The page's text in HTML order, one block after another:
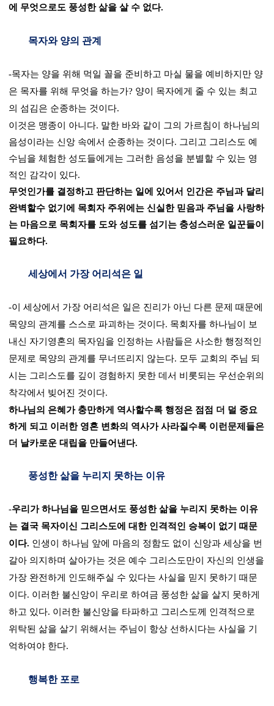
에 무엇으로도 풍성한 삶을 살 수 없다.
목자와 양의 관계
-목자는 양을 위해 먹일 꼴을 준비하고 마실 물을 예비하지만 양
은 목자를 위해 무엇을 하는가? 양이 목자에게 줄 수 있는 최고
의 섬김은 순종하는 것이다.
이것은 맹종이 아니다. 말한 바와 같이 그의 가르침이 하나님의
음성이라는 신앙 속에서 순종하는 것이다. 그리고 그리스도 예
수님을 체험한 성도들에게는 그러한 음성을 분별할 수 있는 영
적인 감각이 있다.
무엇인가를 결정하고 판단하는 일에 있어서 인간은 주님과 달리
완벽할수 없기에 목회자 주위에는 신실한 믿음과 주님을 사랑하
는 마음으로 목회자를 도와 성도를 섬기는 충성스러운 일꾼들이
필요하다.
세상에서 가장 어리석은 일
-이 세상에서 가장 어리석은 일은 진리가 아닌 다른 문제 때문에
목양의 관계를 스스로 파괴하는 것이다. 목회자를 하나님이 보
내신 자기영혼의 목자임을 인정하는 사람들은 사소한 행정적인
문제로 목양의 관계를 무너뜨리지 않는다. 모두 교회의 주님 되
시는 그리스도를 깊이 경험하지 못한 데서 비롯되는 우선순위의
착각에서 빚어진 것이다.
하나님의 은혜가 충만하게 역사할수록 행정은 점점 더 덜 중요
하게 되고 이러한 영혼 변화의 역사가 사라질수록 이런문제들은
더 날카로운 대립을 만들어낸다.
풍성한 삶을 누리지 못하는 이유
-우리가 하나님을 믿으면서도 풍성한 삶을 누리지 못하는 이유
는 결국 목자이신 그리스도에 대한 인격적인 승복이 없기 때문
이다. 인생이 하나님 앞에 마음의 정함도 없이 신앙과 세상을 번
갈아 의지하며 살아가는 것은 예수 그리스도만이 자신의 인생을
가장 완전하게 인도해주실 수 있다는 사실을 믿지 못하기 때문
이다. 이러한 불신앙이 우리로 하여금 풍성한 삶을 살지 못하게
하고 있다. 이러한 불신앙을 타파하고 그리스도께 인격적으로
위탁된 삶을 살기 위해서는 주님이 항상 선하시다는 사실을 기
억하여야 한다.
행복한 포로